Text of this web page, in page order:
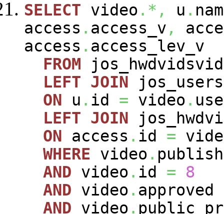
SELECT video .*, u .
access . access_v ,
access . access_lev_v
FROM
LEFT JOIN
ON u . id = video .
LEFT JOIN
ON access . id =
WHERE video .
AND video . id =
8
AND video . approved
AND video .